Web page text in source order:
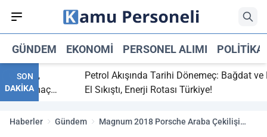
GÜNDEM EKONOMI PERSONEL ALIMI POLITIKA
SON
DAKİKA
bitti,
maç
Petrol Akışında Tarihi Dönemeç: Bağdat ve
El Sıkıştı, Enerji Rotası Türkiye!
Haberler Gündem
Magnum 2018 Porsche Araba Çekilişi